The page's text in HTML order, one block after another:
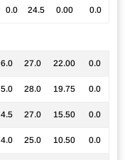
0.0 24.5 0.00 0.0
6.0 27.0 22.00 0.0
5.0 28.0 19.75 0.0
4.5 27.0 15.50 0.0
4.0 25.0 10.50 0.0